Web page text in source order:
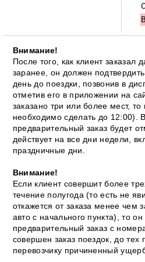
Внимание!
После того, как клиент заказал
заранее, он должен
день до поездки, позвонив в
отметив его в приложении на
заказано три или более мест,
необходимо сделать до 12:00).
предварительный заказ будет
действует на все дни недели,
праздничные дни.
Внимание!
Если клиент совершит более
течение полугода (то есть не
откажется от заказа менее чем
авто с начального пункта), то
предварительный заказ с
совершен заказ поездок, до тех
перевозчику причиненный